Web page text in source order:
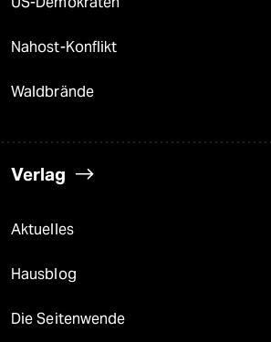
Nahost-Konflikt
Waldbrände
Verlag
Aktuelles
Hausblog
Die Seitenwende